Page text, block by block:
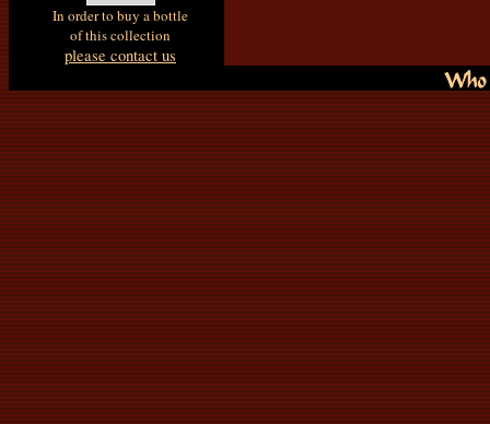
In order to buy a bottle
of this collection
please contact us